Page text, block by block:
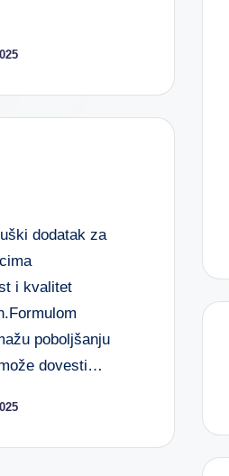
dodatak za
i kvalitet
poboljšanju
dovesti…